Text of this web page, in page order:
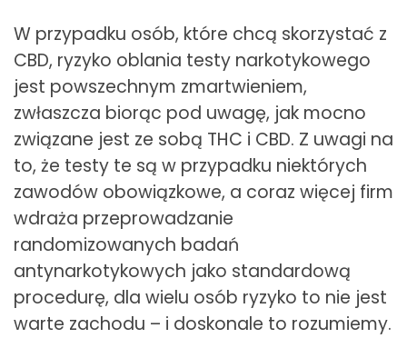
W przypadku osób, które chcą skorzystać z
CBD, ryzyko oblania testy narkotykowego
jest powszechnym zmartwieniem,
zwłaszcza biorąc pod uwagę, jak mocno
związane jest ze sobą THC i CBD. Z uwagi na
to, że testy te są w przypadku niektórych
zawodów obowiązkowe, a coraz więcej firm
wdraża przeprowadzanie
randomizowanych badań
antynarkotykowych jako standardową
procedurę, dla wielu osób ryzyko to nie jest
warte zachodu – i doskonale to rozumiemy.